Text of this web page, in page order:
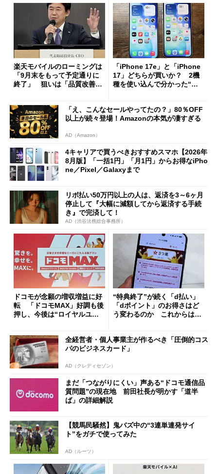
楽天モバイルのローミングは
「9月末をもって予定通りに
終了」 狙いは「品質改善」
も
「iPhone 17e」と「iPhone
17」どちらが買いか？ 2機
種を使い込んで分かった“ス
「え、こんなセールやってたの？」80％OFF
以上が続々登場！Amazonの本気が凄すぎる
AD（Amazon）
4キャリアで買うべきおすすめスマホ【2026年
8月版】「一括1円」「月1円」からお得なiPho
ne／Pixel／Galaxyまで
リボ払い50万円以上の人は、返済を3～6ヶ月
停止して『大幅に減額してから返済する手続
き』で完済して！
AD（渋谷法務総合事務所）
ドコモが念願の増収増益に好
転 「ドコモMAX」好調も後
押し、今後は“ロイヤルユー
“特典終了”が続く「d払い」
「dポイント」のお得さはど
う変わるのか これからは
全経営者・個人事業主が作るべき「圧倒的コス
パのビジネスカード」
AD（クレディセゾン）
まだ「つながりにくい」声ある“ドコモ通信品
質問題”の現在地 前田社長が明かす「道半
ば」の詳細解説
【競馬民騒然】鬼バズ中の“3連単連発サイ
ト”をガチで使ってみた
AD（ルーツ）